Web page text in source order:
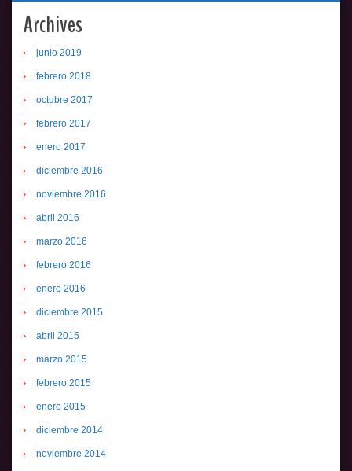
Archives
junio 2019
febrero 2018
octubre 2017
febrero 2017
enero 2017
diciembre 2016
noviembre 2016
abril 2016
marzo 2016
febrero 2016
enero 2016
diciembre 2015
abril 2015
marzo 2015
febrero 2015
enero 2015
diciembre 2014
noviembre 2014